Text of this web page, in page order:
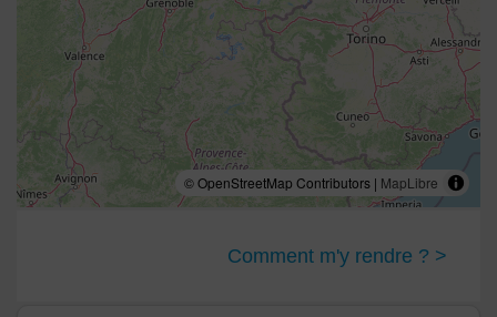
© OpenStreetMap Contributors | MapLibre
Comment m'y rendre ? >